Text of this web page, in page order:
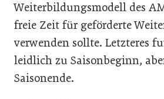
Weiterbildungsmodell des
freie Zeit für geförderte
verwenden sollte. Letzteres
leidlich zu Saisonbeginn,
Saisonende.